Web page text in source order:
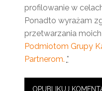
profilowanie w
Ponadto wyrażam
przetwarzania
Podmiotom Grupy
Partnerom. *